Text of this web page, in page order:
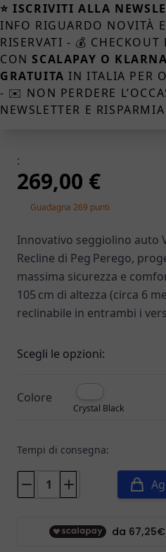
⭐ ISCRIVITI ALLA
INFO RIGUARDO NOVITÀ
RISERVATI - 💰
CON SCALAPAY O KLARNA
GRATUITA IN ITALIA PER
- ✉️ NON PERDERE
NEWSLETTER E
:
269,00 €
Guadagna 269 punti
Innovativo seggiolino auto
Recline di Peg Perego,
massima sicurezza e
105 cm di altezza (circa 6
reclinabile in entrambi i
Scegli le opzioni:
Colore
Crystal Black
Tempi di consegna: